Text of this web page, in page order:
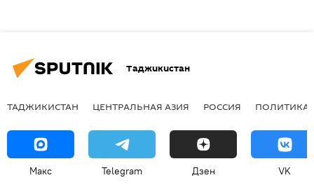
Таджикистан
ТАДЖИКИСТАН ЦЕНТРАЛЬНАЯ АЗИЯ РОССИЯ ПОЛИТИКА
Макс Telegram Дзен VK